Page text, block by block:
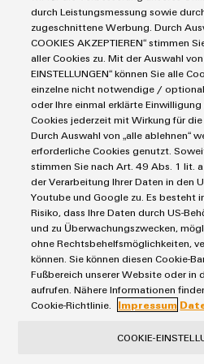
Reihenklemmen
Stromversorgungen
Single Pair Ethernet
Smart Metering
SNAP IN Anschlusstechnologie
Workplace Solutions
Connectivity Consulting
eShop / Digitale Bestellmöglichkeiten
Engineering-Daten
PCB Connector Services
Support Center
Technische Produktkataloge
Weidmüller Configurator
Industrien
Datencenter
Gerätehersteller
Maschinenbau
Photovoltaik
Wasserstoff
Weidmüller Industry Match
Windenergie
Impressum
Einkaufs- /Lieferanteninformationen
Datenschutzerklärung
Cookie Richtlinie
Cookie Einstellungen
Weidmüller GmbH & Co KG
Klingenbergstraße 26
32758 Detmold
Tel.: +49 5231 14-280
durch Leistungsmessung sowie
zugeschnittene Werbung. Durch
COOKIES AKZEPTIEREN“ stimmen
aller Cookies zu. Mit der Auswahl von
EINSTELLUNGEN“ können Sie alle
einzelne nicht notwendige /
oder Ihre einmal erklärte
Cookies jederzeit mit Wirkung für
Durch Auswahl von „alle ablehnen“
erforderliche Cookies genutzt.
stimmen Sie nach Art. 49 Abs. 1 lit.
der Verarbeitung Ihrer Daten in den
Youtube und Google zu. Es besteht
Risiko, dass Ihre Daten durch US-
und zu Überwachungszwecken,
ohne Rechtsbehelfsmöglichkeiten,
können. Sie können diesen Cookie-
Fußbereich unserer Website oder in
aufrufen. Nähere Informationen
Cookie-Richtlinie.
Impressum
COOKIE-